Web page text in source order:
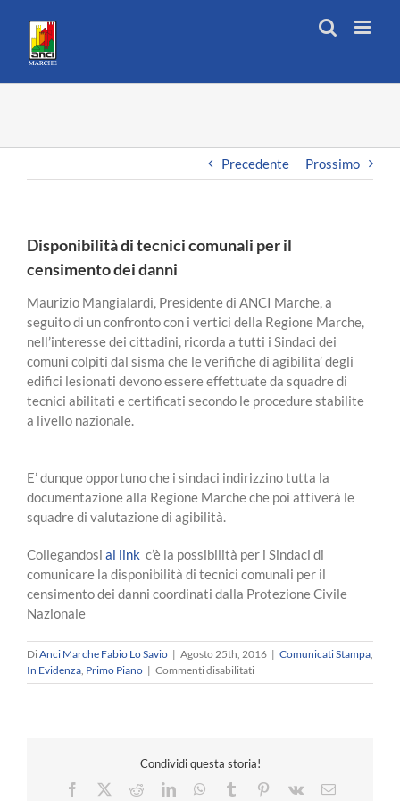
contenuto
Precedente Prossimo
Disponibilità di tecnici comunali per il
censimento dei danni
Maurizio Mangialardi, Presidente di ANCI Marche, a
seguito di un confronto con i vertici della Regione Marche,
nell’interesse dei cittadini, ricorda a tutti i Sindaci dei
comuni colpiti dal sisma che le verifiche di agibilita’ degli
edifici lesionati devono essere effettuate da squadre di
tecnici abilitati e certificati secondo le procedure stabilite
a livello nazionale.
E’ dunque opportuno che i sindaci indirizzino tutta la
documentazione alla Regione Marche che poi attiverà le
squadre di valutazione di agibilità.
Collegandosi al link c’è la possibilità per i Sindaci di
comunicare la disponibilità di tecnici comunali per il
censimento dei danni coordinati dalla Protezione Civile
Nazionale
DiAnci Marche Fabio Lo Savio | Agosto 25th, 2016 | Comunicati Stampa,
In Evidenza, Primo Piano | Commenti disabilitatisu
Disponibilità
il
censimento
dei
Condividi questa storia!
Facebook
RedditLinkedInWhatsApp
Tumblr Pinterest
Vk Email